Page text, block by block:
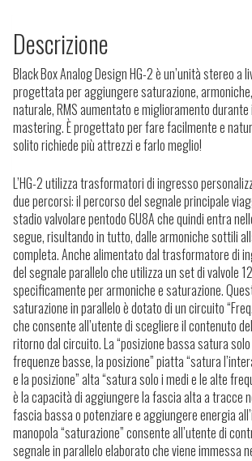
Descrizione
Black Box Analog Design HG-2 è un’unità stereo a
progettata per aggiungere saturazione,
naturale, RMS aumentato e miglioramento
mastering.È progettato per fare facilmente e
solito richiede più attrezzi e farlo meglio!
L’HG-2 utilizza trasformatori di ingresso
due percorsi: il percorso del segnale principale
stadio valvolare pentodo 6U8A che quindi entra
segue, risultando in tutto, dalle armoniche sottili
completa. Anche alimentato dal trasformatore di
del segnale parallelo che utilizza un set di valvole
specificamente per armoniche e saturazione.
saturazione in parallelo è dotato di un circuito
che consente all’utente di scegliere il contenuto
ritorno dal circuito. La “posizione bassa satura
frequenze basse, la posizione” piatta “satura
e la posizione” alta “satura solo i medi e le alte
è la capacità di aggiungere la fascia alta a tracce
fascia bassa o potenziare e aggiungere energia
manopola “saturazione” consente all’utente di
segnale in parallelo elaborato che viene immessa